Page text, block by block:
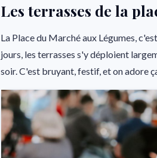
Les terrasses de la
La Place du Marché aux Légumes,
jours, les terrasses s'y déploient
soir. C'est bruyant, festif, et on adore